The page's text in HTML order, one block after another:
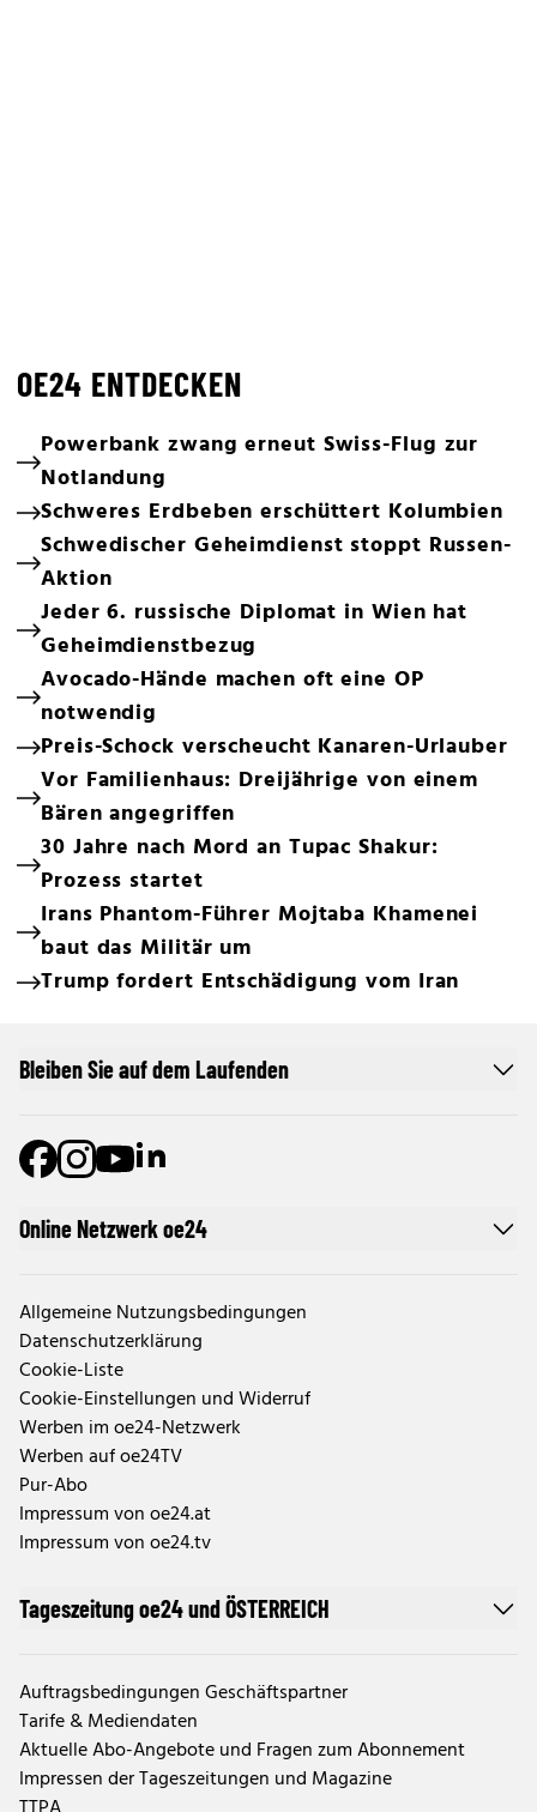
OE24 ENTDECKEN
Powerbank zwang erneut Swiss-Flug zur
Notlandung
Schweres Erdbeben erschüttert Kolumbien
Schwedischer Geheimdienst stoppt Russen-
Aktion
Jeder 6. russische Diplomat in Wien hat
Geheimdienstbezug
Avocado-Hände machen oft eine OP
notwendig
Preis-Schock verscheucht Kanaren-Urlauber
Vor Familienhaus: Dreijährige von einem
Bären angegriffen
30 Jahre nach Mord an Tupac Shakur:
Prozess startet
Irans Phantom-Führer Mojtaba Khamenei
baut das Militär um
Trump fordert Entschädigung vom Iran
Online Netzwerk oe24
Allgemeine Nutzungsbedingungen
Datenschutzerklärung
Cookie-Liste
Cookie-Einstellungen und Widerruf
Werben im oe24-Netzwerk
Werben auf oe24TV
Pur-Abo
Impressum von oe24.at
Impressum von oe24.tv
Tageszeitung oe24 und ÖSTERREICH
Auftragsbedingungen Geschäftspartner
Tarife & Mediendaten
Aktuelle Abo-Angebote und Fragen zum Abonnement
Impressen der Tageszeitungen und Magazine
Bleiben Sie auf dem Laufenden